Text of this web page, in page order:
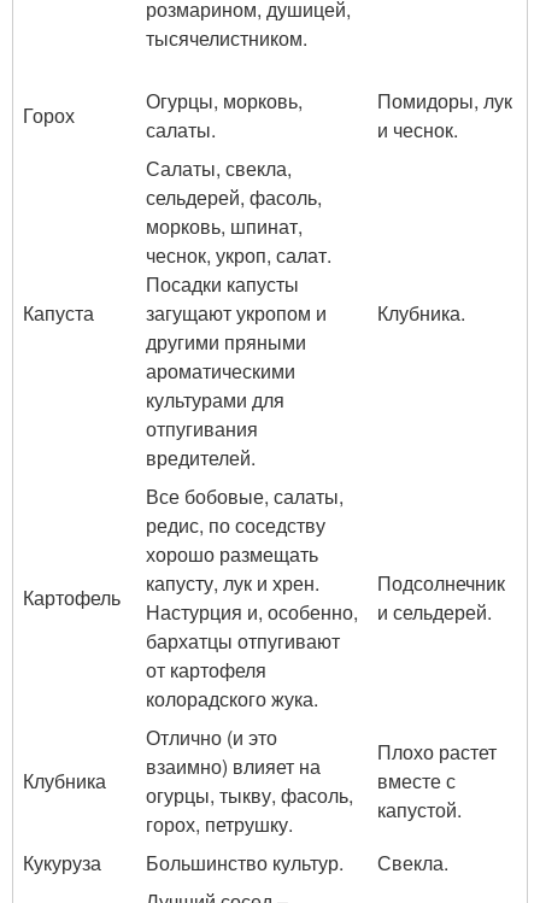
розмарином, душицей,
тысячелистником.
Горох
Огурцы, морковь,
салаты.
Помидоры, лук
и чеснок.
Капуста
Салаты, свекла,
сельдерей, фасоль,
морковь, шпинат,
чеснок, укроп, салат.
Посадки капусты
загущают укропом и
другими пряными
ароматическими
культурами для
отпугивания
вредителей.
Клубника.
Картофель
Все бобовые, салаты,
редис, по соседству
хорошо размещать
капусту, лук и хрен.
Настурция и, особенно,
бархатцы отпугивают
от картофеля
колорадского жука.
Подсолнечник
и сельдерей.
Клубника
Отлично (и это
взаимно) влияет на
огурцы, тыкву, фасоль,
горох, петрушку.
Плохо растет
вместе с
капустой.
Кукуруза
Большинство культур. Свекла.